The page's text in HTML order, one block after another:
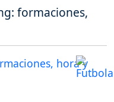
formaciones,